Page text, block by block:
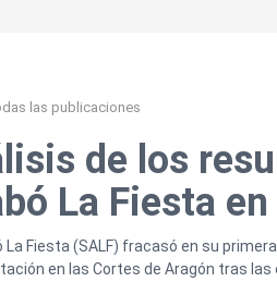
las publicaciones
de los
La Fiesta
La Fiesta (SALF) fracasó en su
en las Cortes de Aragón tras las